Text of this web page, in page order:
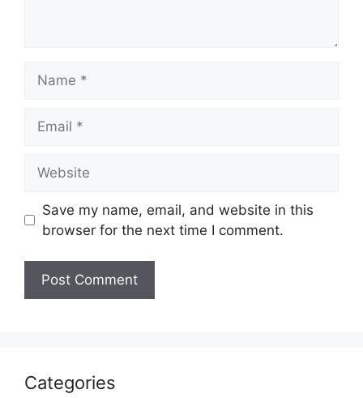
Save my name, email, and website in this
browser for the next time I comment.
Categories